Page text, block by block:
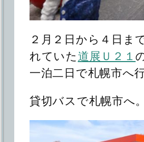
２月２日から４日ま
れていた 道展Ｕ２１
一泊二日で札幌市へ
貸切バスで札幌市へ